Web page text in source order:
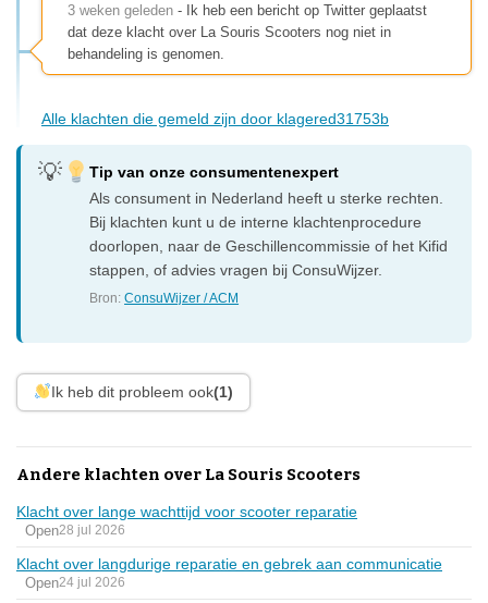
3 weken geleden - Ik heb een bericht op Twitter geplaatst
dat deze klacht over La Souris Scooters nog niet in
behandeling is genomen.
Alle klachten die gemeld zijn door klagered31753b
Tip van onze consumentenexpert
Als consument in Nederland heeft u sterke rechten.
Bij klachten kunt u de interne klachtenprocedure
doorlopen, naar de Geschillencommissie of het Kifid
stappen, of advies vragen bij ConsuWijzer.
Bron:ConsuWijzer / ACM
Ik heb dit probleem ook(1)
Andere klachten over La Souris Scooters
Klacht over lange wachttijd voor scooter reparatie
Open28 jul 2026
Klacht over langdurige reparatie en gebrek aan communicatie
Open24 jul 2026